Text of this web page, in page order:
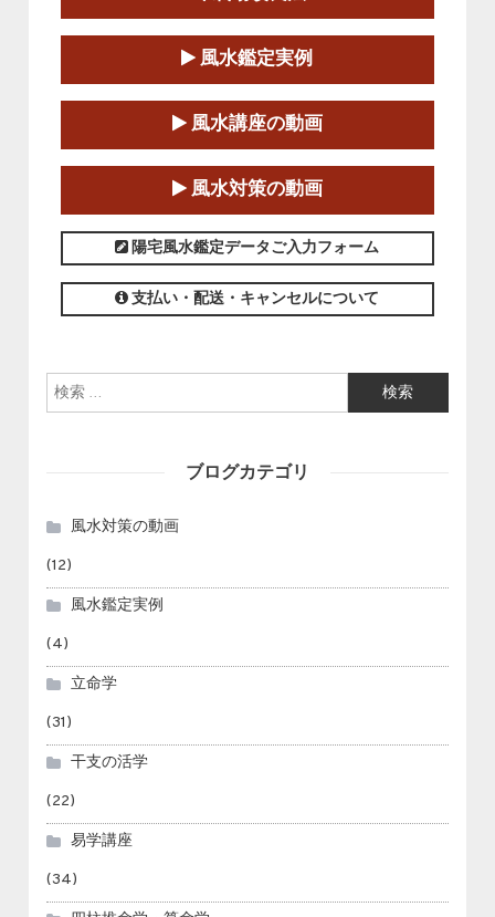
第１８期立命塾『実践的易学講座』
2025-06-21～2025-08-24
この講座の募集は終了しました。
第１８期立命塾「実践的四柱立命学（四
柱推命学）講座」
2025-01-11～2025-05-11
この講座の募集は終了しました。
風水鑑定実例
風水講座の動画
風水対策の動画
陽宅風水鑑定データご入力フォーム
支払い・配送・キャンセルについて
検索:
ブログカテゴリ
風水対策の動画
(12)
風水鑑定実例
(4)
立命学
(31)
干支の活学
(22)
易学講座
(34)